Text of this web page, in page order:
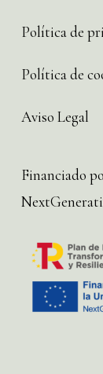
Política de
Política de
Aviso Legal
Financiado